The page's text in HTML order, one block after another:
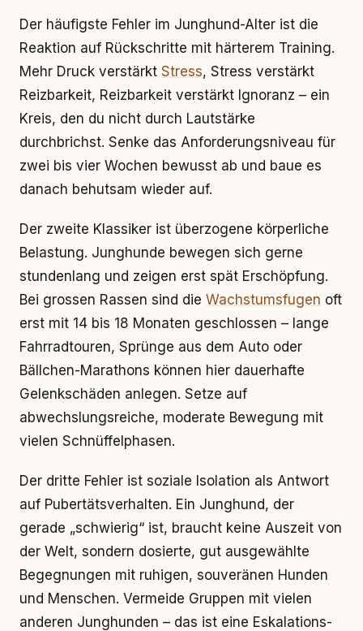
Der häufigste Fehler im Junghund-Alter ist die
Reaktion auf Rückschritte mit härterem Training.
Mehr Druck verstärkt Stress, Stress verstärkt
Reizbarkeit, Reizbarkeit verstärkt Ignoranz – ein
Kreis, den du nicht durch Lautstärke
durchbrichst. Senke das Anforderungsniveau für
zwei bis vier Wochen bewusst ab und baue es
danach behutsam wieder auf.
Der zweite Klassiker ist überzogene körperliche
Belastung. Junghunde bewegen sich gerne
stundenlang und zeigen erst spät Erschöpfung.
Bei grossen Rassen sind die Wachstumsfugen oft
erst mit 14 bis 18 Monaten geschlossen – lange
Fahrradtouren, Sprünge aus dem Auto oder
Bällchen-Marathons können hier dauerhafte
Gelenkschäden anlegen. Setze auf
abwechslungsreiche, moderate Bewegung mit
vielen Schnüffelphasen.
Der dritte Fehler ist soziale Isolation als Antwort
auf Pubertätsverhalten. Ein Junghund, der
gerade „schwierig“ ist, braucht keine Auszeit von
der Welt, sondern dosierte, gut ausgewählte
Begegnungen mit ruhigen, souveränen Hunden
und Menschen. Vermeide Gruppen mit vielen
anderen Junghunden – das ist eine Eskalations-